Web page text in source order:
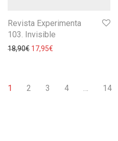
Revista Experimenta
103. Invisible
18,90€ 17,95€
1 2 3 4 14